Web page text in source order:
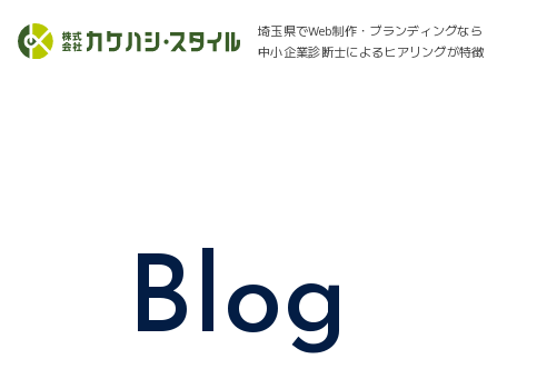
埼玉県でWeb制作・ブランディングなら
中小企業診断士によるヒアリングが特徴
Blog